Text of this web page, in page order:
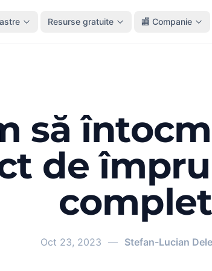
Resurse gratuite 🏬 Companie
să
de
complet
Oct 23, 2023 — Stefan-Lucian